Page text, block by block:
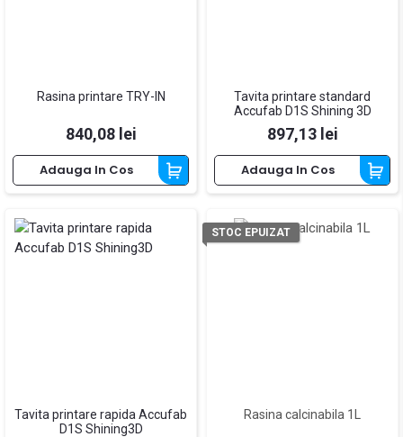
Rasina printare TRY-IN
Pret
840,08 lei
Adauga In Cos
Tavita printare standard
Accufab D1S Shining 3D
Pret
897,13 lei
Adauga In Cos
Tavita printare rapida Accufab
D1S Shining3D
Rasina calcinabila 1L
STOC EPUIZAT